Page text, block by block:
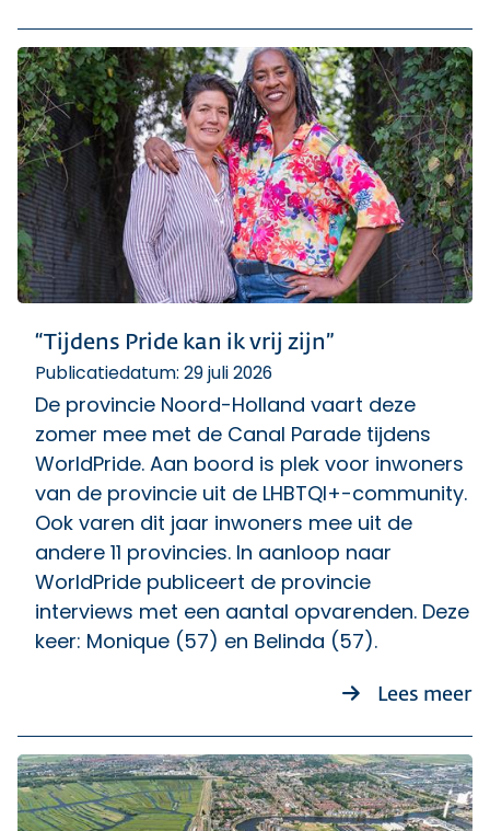
“Tijdens Pride kan ik vrij zijn”
Publicatiedatum: 29 juli 2026
De provincie Noord-Holland vaart deze
zomer mee met de Canal Parade tijdens
WorldPride. Aan boord is plek voor inwoners
van de provincie uit de LHBTQI+-community.
Ook varen dit jaar inwoners mee uit de
andere 11 provincies. In aanloop naar
WorldPride publiceert de provincie
interviews met een aantal opvarenden. Deze
keer: Monique (57) en Belinda (57).
Lees meer